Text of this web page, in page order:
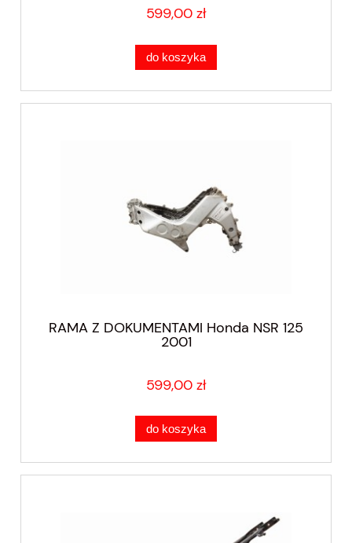
599,00 zł
do koszyka
RAMA Z DOKUMENTAMI Honda NSR 125
2001
599,00 zł
do koszyka